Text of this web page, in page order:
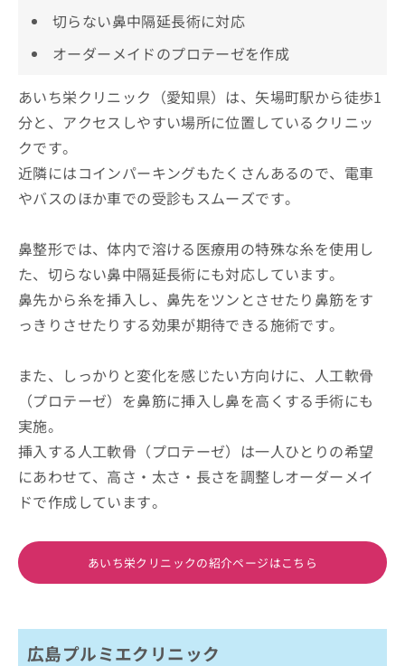
切らない鼻中隔延長術に対応
オーダーメイドのプロテーゼを作成
あいち栄クリニック（愛知県）は、矢場町駅から徒歩1
分と、アクセスしやすい場所に位置しているクリニッ
クです。
近隣にはコインパーキングもたくさんあるので、電車
やバスのほか車での受診もスムーズです。
鼻整形では、体内で溶ける医療用の特殊な糸を使用し
た、切らない鼻中隔延長術にも対応しています。
鼻先から糸を挿入し、鼻先をツンとさせたり鼻筋をす
っきりさせたりする効果が期待できる施術です。
また、しっかりと変化を感じたい方向けに、人工軟骨
（プロテーゼ）を鼻筋に挿入し鼻を高くする手術にも
実施。
挿入する人工軟骨（プロテーゼ）は一人ひとりの希望
にあわせて、高さ・太さ・長さを調整しオーダーメイ
ドで作成しています。
あいち栄クリニックの紹介ページはこちら
広島プルミエクリニック